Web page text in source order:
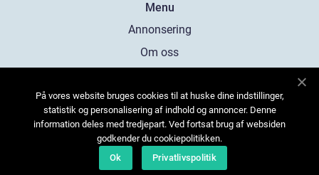
Menu
Annonsering
Om oss
Kontakta oss
Sitemap
På vores website bruges cookies til at huske dine indstillinger,
statistik og personalisering af indhold og annoncer. Denne
information deles med tredjepart. Ved fortsat brug af websiden
godkender du cookiepolitikken.
Ok
Privatlivspolitik